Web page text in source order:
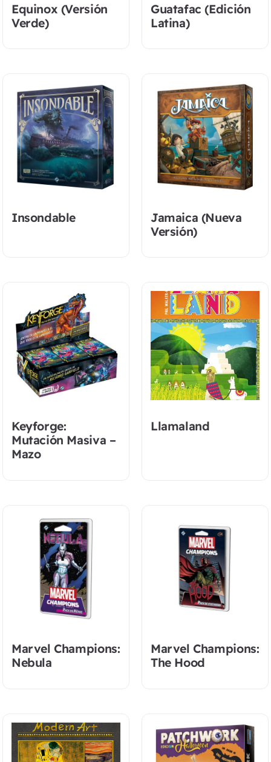
Equinox (Versión
Verde)
Guatafac (Edición
Latina)
Insondable
Jamaica (Nueva
Versión)
Keyforge:
Mutación Masiva –
Mazo
Llamaland
Marvel Champions:
Nebula
Marvel Champions:
The Hood